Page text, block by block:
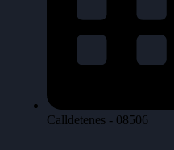
Calldetenes - 08506